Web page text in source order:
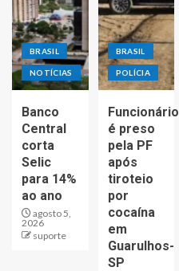
BRASIL
NOTÍCIAS
Banco
Central
corta
Selic
para 14%
ao ano
agosto 5,
2026
suporte
BRASIL
POLÍCIA
Funcionário
é preso
pela PF
após
tiroteio
por
cocaína
em
Guarulhos-
SP